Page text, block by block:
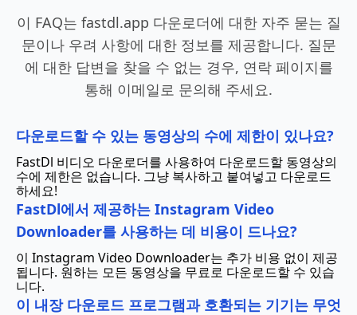
이 FAQ는 fastdl.app 다운로더에 대한 자주 묻는 질
문이나 우려 사항에 대한 정보를 제공합니다. 질문
에 대한 답변을 찾을 수 없는 경우, 연락 페이지를
통해 이메일로 문의해 주세요.
다운로드할 수 있는 동영상의 수에 제한이 있나요?
FastDl 비디오 다운로더를 사용하여 다운로드할 동영상의
수에 제한은 없습니다. 그냥 복사하고 붙여넣고 다운로드
하세요!
FastDl에서 제공하는 Instagram Video
Downloader를 사용하는 데 비용이 드나요?
이 Instagram Video Downloader는 추가 비용 없이 제공
됩니다. 원하는 모든 동영상을 무료로 다운로드할 수 있습
니다.
이 내장 다운로드 프로그램과 호환되는 기기는 무엇